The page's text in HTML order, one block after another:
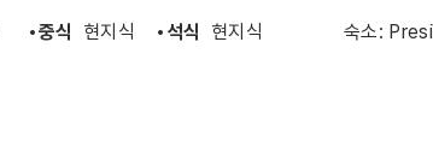
•중식 현지식 •석식 현지식 숙소: